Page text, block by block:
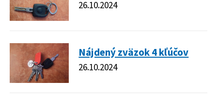
26.10.2024
Nájdený zväzok 4 kľúčov
26.10.2024